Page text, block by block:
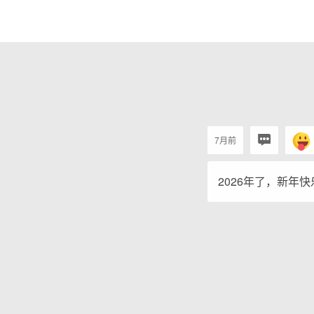
7月前
2026年了，新年快